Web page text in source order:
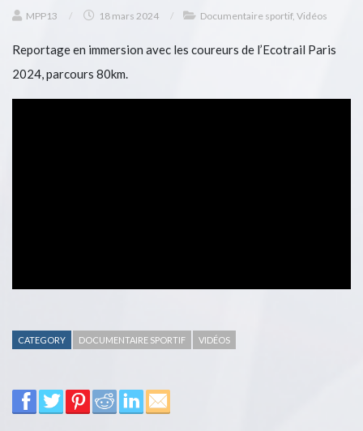
MPP13 / 18 mars 2024 / Documentaire sportif, Vidéos
Reportage en immersion avec les coureurs de l’Ecotrail Paris
2024, parcours 80km.
CATEGORY DOCUMENTAIRE SPORTIF VIDÉOS